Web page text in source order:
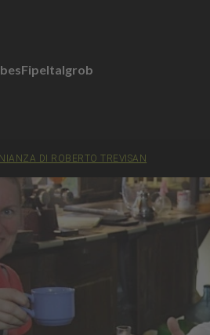
FipeItalgrob
DI ROBERTO TREVISAN